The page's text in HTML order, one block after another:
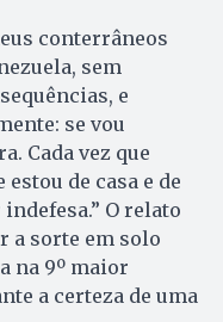
conterrâneos
sem
e
se vou
Cada vez que
de casa e de
O relato
a sorte em solo
na 9º maior
a certeza de uma